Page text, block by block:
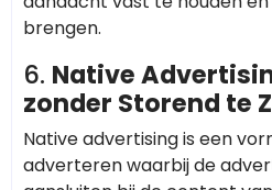
brengen.
6. Native
zonder Storend te
Native advertising is een
adverteren waarbij de